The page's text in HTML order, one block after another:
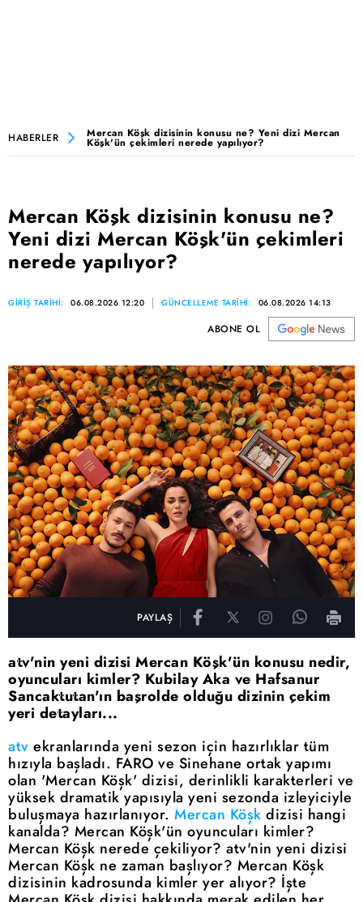
HABERLER Mercan Köşk dizisinin konusu ne? Yeni dizi Mercan
Köşk'ün çekimleri nerede yapılıyor?
Mercan Köşk dizisinin konusu ne?
Yeni dizi Mercan Köşk'ün çekimleri
nerede yapılıyor?
GİRİŞ TARİHİ: 06.08.2026 12:20 GÜNCELLEME TARİHİ: 06.08.2026 14:13
ABONE OL
PAYLAŞ
atv'nin yeni dizisi Mercan Köşk'ün konusu nedir,
oyuncuları kimler? Kubilay Aka ve Hafsanur
Sancaktutan'ın başrolde olduğu dizinin çekim
yeri detayları...
atv ekranlarında yeni sezon için hazırlıklar tüm
hızıyla başladı. FARO ve Sinehane ortak yapımı
olan 'Mercan Köşk' dizisi, derinlikli karakterleri ve
yüksek dramatik yapısıyla yeni sezonda izleyiciyle
buluşmaya hazırlanıyor. Mercan Köşk dizisi hangi
kanalda? Mercan Köşk'ün oyuncuları kimler?
Mercan Köşk nerede çekiliyor? atv'nin yeni dizisi
Mercan Köşk ne zaman başlıyor? Mercan Köşk
dizisinin kadrosunda kimler yer alıyor? İşte